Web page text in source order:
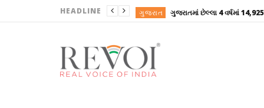
HEADLINE ગુજરાત
ગુજરાત
ગુજરાત